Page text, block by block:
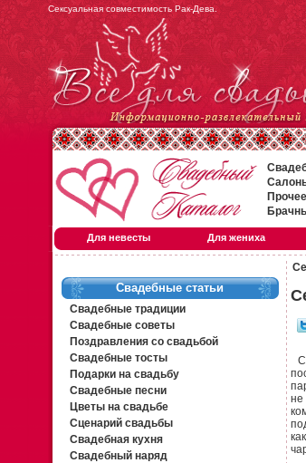
Сексуальная совместимость Рак-Дева.
Прочее
Для невесты Для жениха
Свадебные статьи
Свадебные традиции
Свадебные советы
Поздравления со свадьбой
Свадебные тосты
Подарки на свадьбу
Свадебные песни
Цветы на свадьбе
Сценарий свадьбы
Свадебная кухня
Свадебный наряд
не